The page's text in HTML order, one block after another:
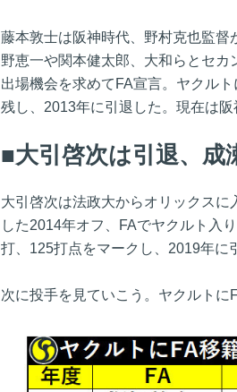
藤本敦士は阪神時代、野村克也監
野恵一や関本健太郎、大和らとセ
出場機会を求めてFA宣言。ヤクル
残し、2013年に引退した。現在は
大引啓次は引退、成
大引啓次は法政大からオリックス
した2014年オフ、FAでヤクルト入
打、125打点をマークし、2019年に
次に投手を見ていこう。ヤクルトに